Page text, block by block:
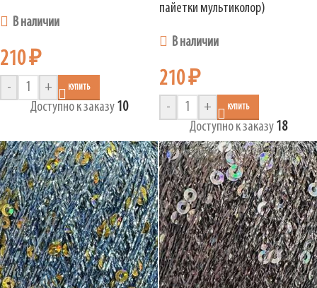
В наличии
210₽
- + КУПИТЬ
Доступно к заказу 10
пайетки мультиколор)
В наличии
210₽
- + КУПИТЬ
Доступно к заказу 18